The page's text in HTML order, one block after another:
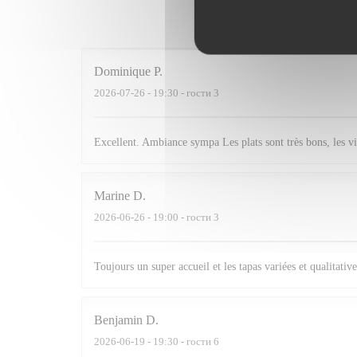
Dominique P
2026-07-26 - 19:30 - гости 3
Excellent. Ambiance sympa Les plats sont très bons, les
Marine D
2026-06-26 - 19:00 - гости 3
Toujours un super accueil et les tapas variées et
Benjamin D
2026-06-19 - 19:30 - гости 6